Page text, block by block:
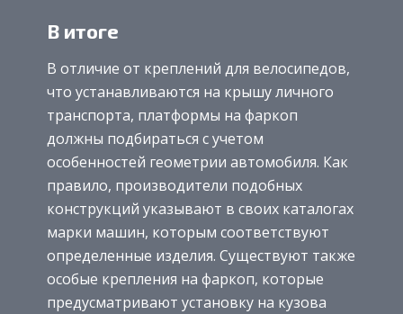
В итоге
В отличие от креплений для велосипедов,
что устанавливаются на крышу личного
транспорта, платформы на фаркоп
должны подбираться с учетом
особенностей геометрии автомобиля. Как
правило, производители подобных
конструкций указывают в своих каталогах
марки машин, которым соответствуют
определенные изделия. Существуют также
особые крепления на фаркоп, которые
предусматривают установку на кузова